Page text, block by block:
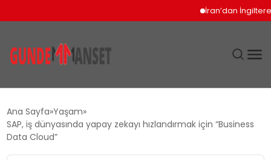
İran’dan İngiltere
DÜNYA
Ana Sayfa Yaşam
SAP, iş dünyasında yapay zekayı hızlandırmak için “Business
Data Cloud”